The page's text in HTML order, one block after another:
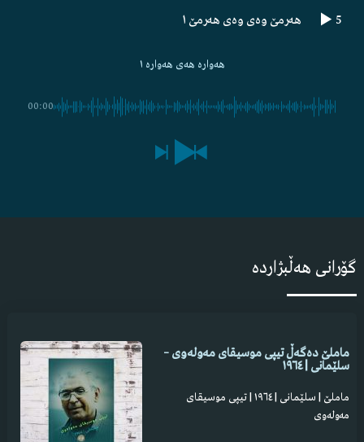
5 هەرمێ وەی وەی هەرمێ ١
هەر تۆم دەوێ تۆ
هەر وایە هەر وایە
هەی مەگری مەگری جوانێ گیان
14 هەریرە و هەریەسە
هەوارە هەی هەوارە ١
00:00
گۆرانی هەڵبژاردە
ماملێ دەگەڵ تیپی موسیقای مەولەوی –
سلێمانی | ١٩٦٤
ماملێ | سلێمانی | ١٩٦٤ | تیپی موسیقای
مەولەوی